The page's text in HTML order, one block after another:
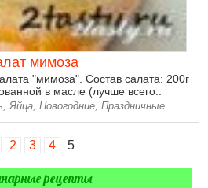
мимоза
"мимоза". Состав салата: 200г
в масле (лучше всего..
Яйца, Новогодние, Праздничные
2 3 4 5
рецепты